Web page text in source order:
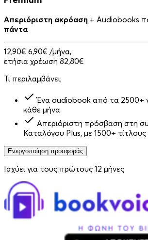
Απεριόριστη ακρόαση + Audiobooks
πάντα
12,90€ 6,90€ /μήνα,
ετήσια χρέωση 82,80€
Τι περιλαμβάνει;
Ένα audiobook από τα 2500+
κάθε μήνα
Απεριόριστη πρόσβαση στη
Καταλόγου Plus, με 1500+ τίτλους
Ενεργοποίηση προσφοράς
Ισχύει για τους πρώτους 12 μήνες